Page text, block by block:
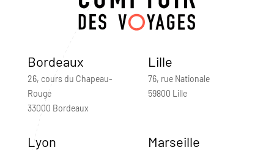
Bordeaux
26, cours du Chapeau-
Rouge
33000 Bordeaux
Lille
76, rue Nationale
59800 Lille
Lyon Marseille